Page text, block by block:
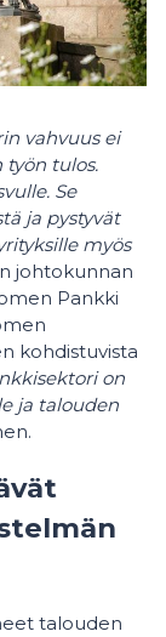
vahvuus ei
työn tulos.
Se
ja pystyvät
myös
johtokunnan
Pankki
kohdistuvista
on
ja talouden
talouden